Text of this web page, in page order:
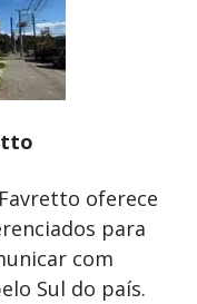
oferece
para
com
Sul do país.